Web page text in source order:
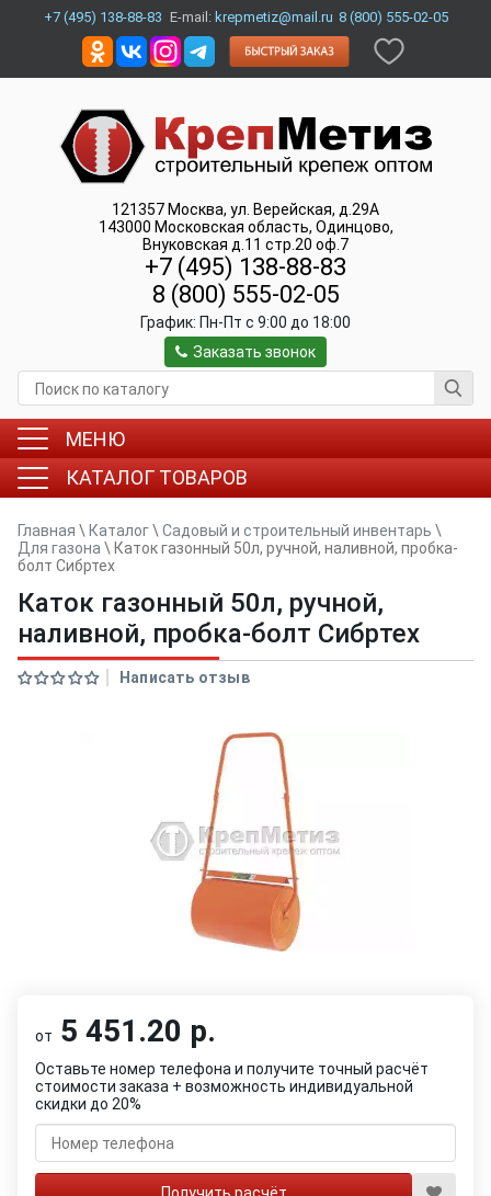
+7 (495) 138-88-83 E-mail: krepmetiz@mail.ru 8 (800) 555-02-05
121357 Москва, ул. Верейская, д.29А
143000 Московская область, Одинцово,
Внуковская д.11 стр.20 оф.7
+7 (495) 138-88-83
8 (800) 555-02-05
График: Пн-Пт c 9:00 до 18:00
Заказать звонок
МЕНЮ
КАТАЛОГ ТОВАРОВ
Главная \ Каталог\ Садовый и строительный инвентарь \
Для газона \ Каток газонный 50л, ручной, наливной, пробка-
болт Сибртех
Каток газонный 50л, ручной,
наливной, пробка-болт Сибртех
Написать отзыв
от 5 451.20 р.
Оставьте номер телефона и получите точный расчёт
стоимости заказа + возможность индивидуальной
скидки до 20%